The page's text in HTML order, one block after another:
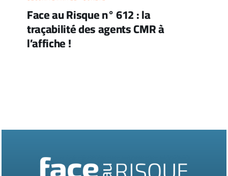
Face au Risque n° 612 : la
traçabilité des agents CMR à
l’affiche !